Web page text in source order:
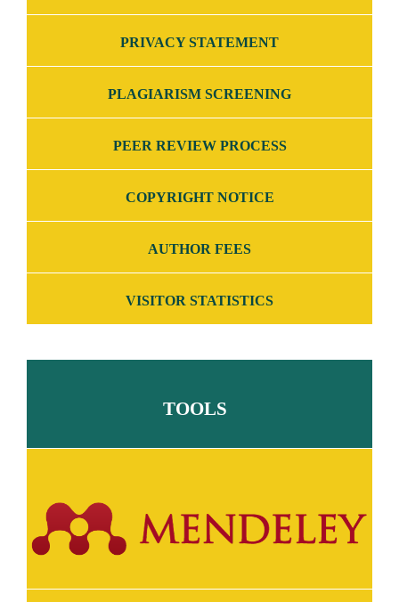
PRIVACY STATEMENT
PLAGIARISM SCREENING
PEER REVIEW PROCESS
COPYRIGHT NOTICE
AUTHOR FEES
VISITOR STATISTICS
TOOLS